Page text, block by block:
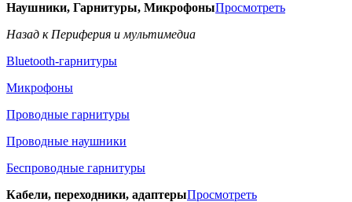
Наушники, Гарнитуры, МикрофоныПросмотреть
Назад к Периферия и мультимедиа
Bluetooth-гарнитуры
Микрофоны
Проводные гарнитуры
Проводные наушники
Беспроводные гарнитуры
Кабели, переходники, адаптерыПросмотреть